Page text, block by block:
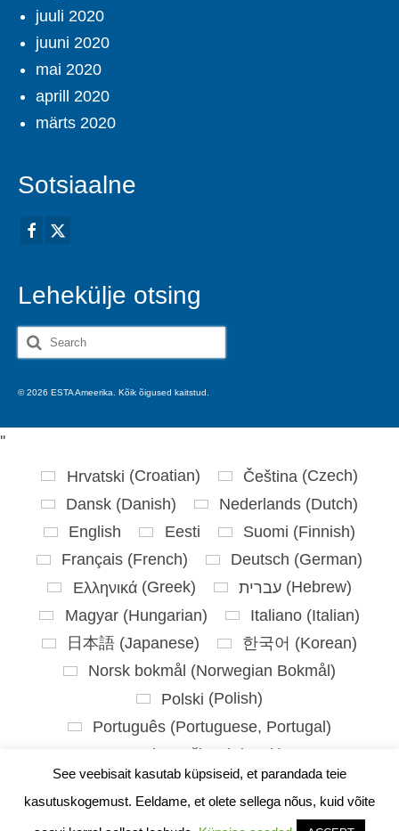
juuli 2020
juuni 2020
mai 2020
aprill 2020
märts 2020
Sotsiaalne
Lehekülje otsing
Search
© 2026 ESTA Ameerika. Kõik õigused kaitstud.
See veebisait kasutab küpsiseid, et parandada teie
kasutuskogemust. Eeldame, et olete sellega nõus, kuid võite
''
Hrvatski (Croatian) Čeština (Czech)
Dansk (Danish) Nederlands (Dutch)
English
Eesti Suomi (Finnish)
Français (French) Deutsch (German)
Ελληνικά(Greek) עברית(Hebrew)
Magyar(Hungarian) Italiano(Italian)
日本語 (Japanese) 한국어 (Korean)
Norsk bokmål (Norwegian Bokmål)
Polski (Polish)
Português (Portuguese, Portugal)
Slovenčina
(Slovak )
Slovenščina(Slovenian)
Español(Spanish) Svenska(Swedish)